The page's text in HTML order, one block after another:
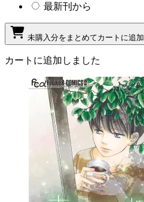
最新刊から
未購入分をまとめてカートに追加
カートに追加しました